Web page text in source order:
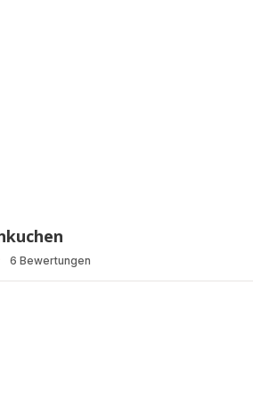
6 Bewertungen